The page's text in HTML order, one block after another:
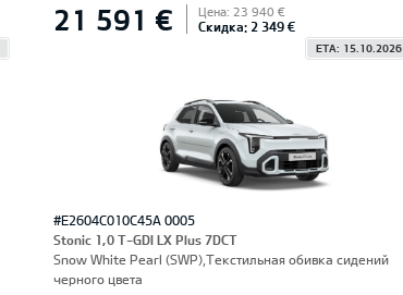
21 591 € Цена: 23 940 €
Скидка: 2 349 €
ETA: 15.10.2026
#E2604C010C45A 0005
Stonic 1,0 T-GDI LX Plus 7DCT
Snow White Pearl (SWP),Текстильная обивка сидений
черного цвета